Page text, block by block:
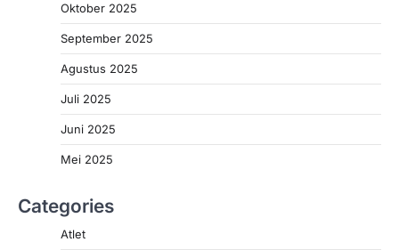
Oktober 2025
September 2025
Agustus 2025
Juli 2025
Juni 2025
Mei 2025
Categories
Atlet